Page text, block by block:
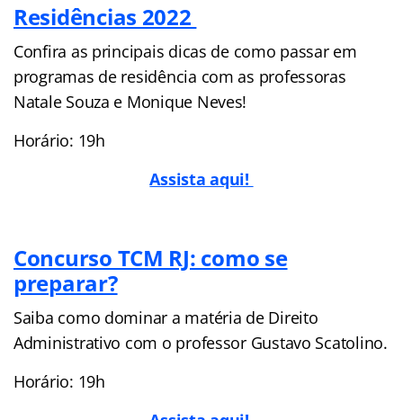
Residências 2022
Confira as principais dicas de como passar em
programas de residência com as professoras
Natale Souza e Monique Neves!
Horário: 19h
Assista aqui!
Concurso TCM RJ: como se
preparar?
Saiba como dominar a matéria de Direito
Administrativo com o professor Gustavo Scatolino.
Horário: 19h